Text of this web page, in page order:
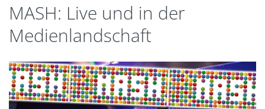
MASH: Live und in der
Medienlandschaft